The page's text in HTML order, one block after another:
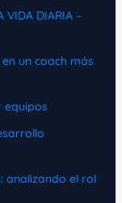
VIDA DIARIA –
un coach más
equipos
analizando el rol